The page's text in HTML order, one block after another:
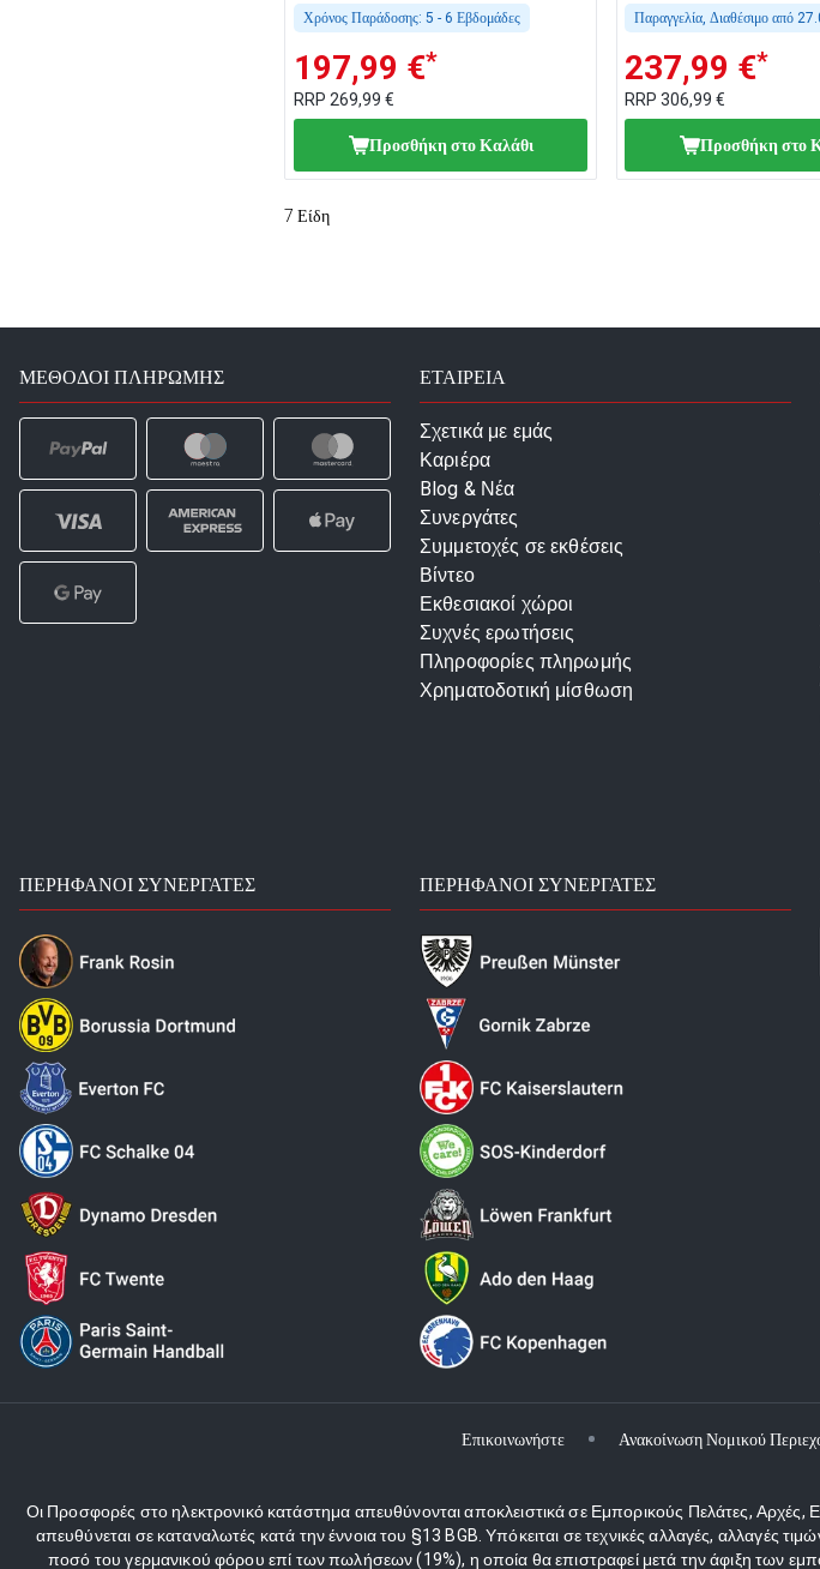
Χρόνος Παράδοσης: 5 - 6 Εβδομάδες
197,99 €*
RRP 269,99 €
Προσθήκη στο Καλάθι
Παραγγελία, Διαθέσιμο από
237,99 €*
RRP306,99 €
Προσθήκη στο
7 Είδη
ΜΈΘΟΔΟΙ ΠΛΗΡΩΜΉΣ ΕΤΑΙΡΕΙΑ
Σχετικά με εμάς
Καριέρα
Blog & Νέα
Συνεργάτες
Συμμετοχές σε εκθέσεις
Βίντεο
Εκθεσιακοί χώροι
Συχνές ερωτήσεις
Πληροφορίες πληρωμής
Χρηματοδοτική μίσθωση
ΠΕΡΉΦΑΝΟΙ ΣΥΝΕΡΓΆΤΕΣ ΠΕΡΉΦΑΝΟΙ ΣΥΝΕΡΓΆΤΕΣ
Επικοινωνήστε Ανακοίνωση Νομικού
Οι Προσφορές στο ηλεκτρονικό κατάστημα απευθύνονται αποκλειστικά σε Εμπορικούς Πελάτες,
απευθύνεται σε καταναλωτές κατά την έννοια του §13 BGB. Υπόκειται σε τεχνικές αλλαγές,
ποσό του γερμανικού φόρου επί των πωλήσεων (19%), η οποία θα επιστραφεί μετά την άφιξη των